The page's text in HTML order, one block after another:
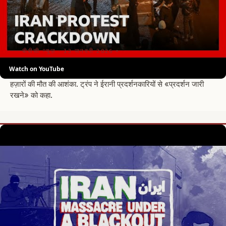
Watch on YouTube
बीबीसी न्यूज़ · 13 जनवरी 2026
ईरान के प्रदर्शन और कार्रवाई के बारे में हम क्या जानते हैं.
हज़ारों की मौत की आशंका. ट्रंप ने ईरानी प्रदर्शनकारियों से «प्रदर्शन जारी
रखने» को कहा.